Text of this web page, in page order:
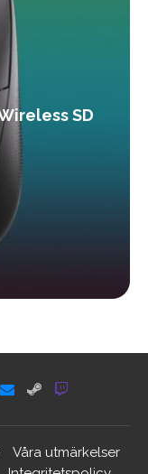
SD
Våra utmärkelser